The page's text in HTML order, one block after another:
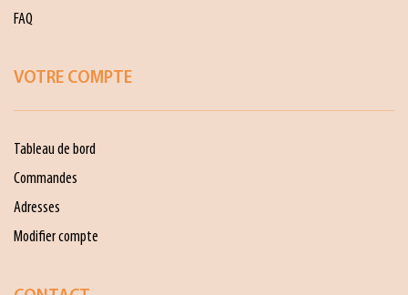
FAQ
VOTRE COMPTE
Tableau de bord
Commandes
Adresses
Modifier compte